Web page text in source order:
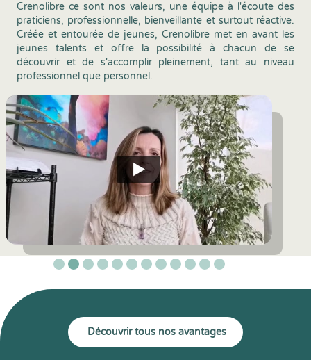
Crenolibre ce sont nos valeurs, une équipe à l'écoute des
praticiens, professionnelle, bienveillante et surtout réactive.
Créée et entourée de jeunes, Crenolibre met en avant les
jeunes talents et offre la possibilité à chacun de se
découvrir et de s'accomplir pleinement, tant au niveau
professionnel que personnel.
Découvrir tous nos avantages